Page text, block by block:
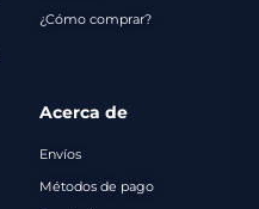
¿Cómo comprar?
Acerca de
Envíos
Métodos de pago